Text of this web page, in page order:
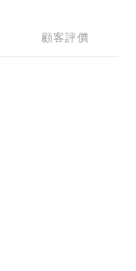
顧客評價